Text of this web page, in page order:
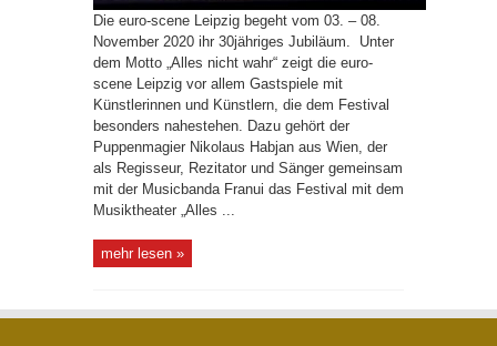
Die euro-scene Leipzig begeht vom 03. – 08.
November 2020 ihr 30jähriges Jubiläum. Unter
dem Motto „Alles nicht wahr“ zeigt die euro-
scene Leipzig vor allem Gastspiele mit
Künstlerinnen und Künstlern, die dem Festival
besonders nahestehen. Dazu gehört der
Puppenmagier Nikolaus Habjan aus Wien, der
als Regisseur, Rezitator und Sänger gemeinsam
mit der Musicbanda Franui das Festival mit dem
Musiktheater „Alles ...
mehr lesen »